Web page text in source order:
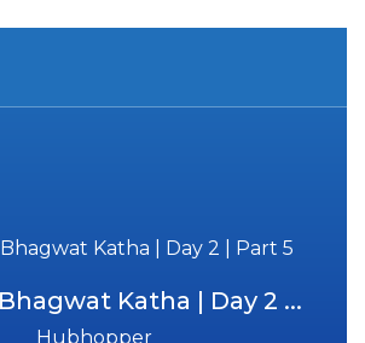
Katha | Day 2 ...
Hubhopper